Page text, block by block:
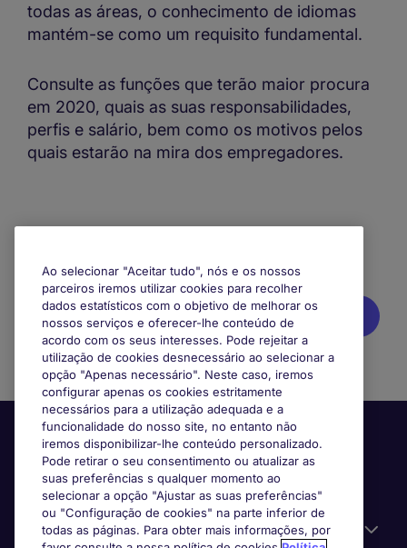
todas as áreas, o conhecimento de idiomas
mantém-se como um requisito fundamental.
Consulte as funções que terão maior procura
em 2020, quais as suas responsabilidades,
perfis e salário, bem como os motivos pelos
quais estarão na mira dos empregadores.
Sou umprofissional à procura de um novo projeto
Informação Útil
Ao selecionar "Aceitar tudo", nós e os nossos
parceiros iremos utilizar cookies para recolher
dados estatísticos com o objetivo de melhorar os
nossos serviços e oferecer-lhe conteúdo de
acordo com os seus interesses. Pode rejeitar a
utilização de cookies desnecessário ao selecionar a
opção "Apenas necessário". Neste caso, iremos
configurar apenas os cookies estritamente
necessários para a utilização adequada e a
funcionalidade do nosso site, no entanto não
iremos disponibilizar-lhe conteúdo personalizado.
Pode retirar o seu consentimento ou atualizar as
suas preferências s qualquer momento ao
selecionar a opção "Ajustar as suas preferências"
ou "Configuração de cookies" na parte inferior de
todas as páginas. Para obter mais informações, por